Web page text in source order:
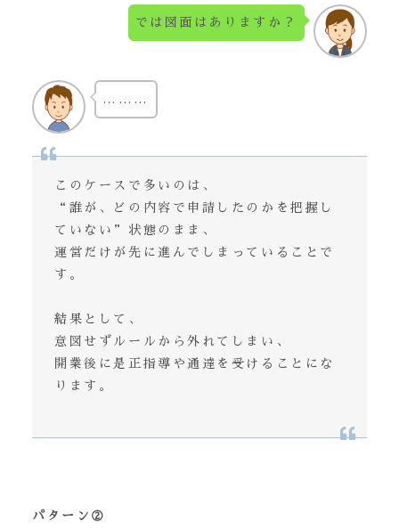
では図面はありますか？
………
このケースで多いのは、
“誰が、どの内容で申請したのかを把握し
ていない”状態のまま、
運営だけが先に進んでしまっていることで
す。
結果として、
意図せずルールから外れてしまい、
開業後に是正指導や通達を受けることにな
ります。
パターン②